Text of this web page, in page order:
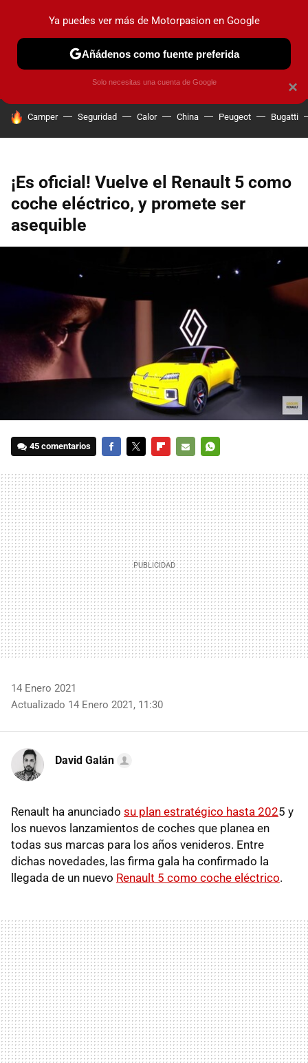
PRUEBAS COCHES ELÉCTRICOS OBSERVATORIO
HOY SE HABLA DE
Camper Seguridad Calor China Peugeot Bugatti
¡Es oficial! Vuelve el Renault 5 como
coche eléctrico, y promete ser
asequible
45 comentarios
MAIL
14 Enero 2021
Actualizado 14 Enero 2021, 11:30
David Galán
Renault ha anunciado su plan estratégico hasta 2025 y
los nuevos lanzamientos de coches que planea en
todas sus marcas para los años venideros. Entre
dichas novedades, las firma gala ha confirmado la
llegada de un nuevo Renault 5 como coche eléctrico.
×
Ya puedes ver más de Motorpasion en Google
Añádenos como fuente preferida
Solo necesitas una cuenta de Google